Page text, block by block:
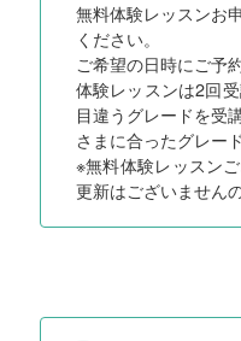
無料体験レッスンお
ください。
ご希望の日時にご予
体験レッスンは2回
目違うグレードを受
さまに合ったグレー
※無料体験レッスン
更新はございません